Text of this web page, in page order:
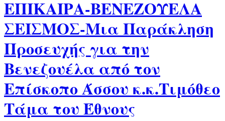
ΕΠΙΚΑΙΡΑ-ΒΕΝΕΖΟΥΕΛΑ
ΣΕΙΣΜΟΣ-Μια Παράκληση
Προσευχής για την
Βενεζουέλα από τον
Επίσκοπο Άσσου κ.κ.Τιμόθεο
Τάμα του Έθνους